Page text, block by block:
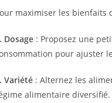
maximiser les bienfaits
Dosage : Proposez une
pour ajuster
Variété : Alternez les
alimentaire